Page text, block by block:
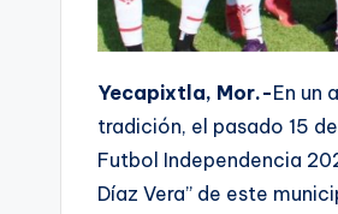
Yecapixtla, Mor.-En un
tradición, el pasado 15
Futbol Independencia
Díaz Vera” de este